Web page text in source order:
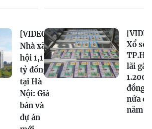
[VIDEO]
Nhà xã
hội 1,1
tỷ đồng
tại Hà
Nội: Giá
bán và
dự án
Xổ số
lãi gần
1.200
đồng
nửa
năm